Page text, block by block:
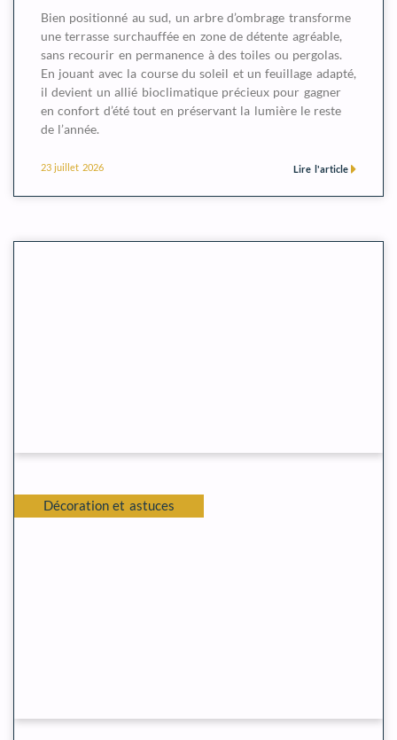
Bien positionné au sud, un arbre d’ombrage transforme
une terrasse surchauffée en zone de détente agréable,
sans recourir en permanence à des toiles ou pergolas.
En jouant avec la course du soleil et un feuillage adapté,
il devient un allié bioclimatique précieux pour gagner
en confort d’été tout en préservant la lumière le reste
de l’année.
Lire l'article
23 juillet 2026
Décoration et astuces